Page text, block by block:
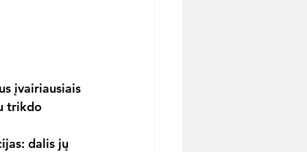
įvairiausiais
trikdo
dalis jų